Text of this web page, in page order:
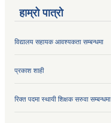
हाम्रो पात्रो
विद्यालय सहायक आवश्यकता सम्बन्धमा
प्रकाश शाही
रिक्त पदमा स्थायी शिक्षक सरुवा सम्बन्धमा